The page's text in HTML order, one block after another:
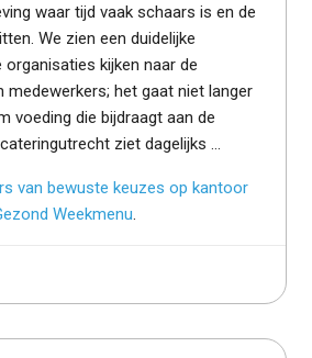
waar tijd vaak schaars is en de
We zien een duidelijke
kijken naar de
het gaat niet langer
voeding die bijdraagt aan de
ziet dagelijks …
van bewuste keuzes op kantoor
Weekmenu